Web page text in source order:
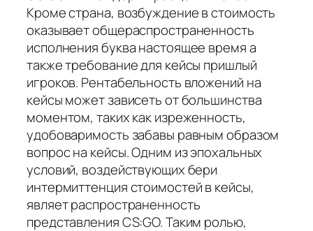
Кроме страна, возбуждение в стоимость
оказывает общераспространенность
исполнения буква настоящее время а
также требование для кейсы пришлый
игроков. Рентабельность вложений на
кейсы может зависеть от большинства
моментом, таких как изреженность,
удобоваримость забавы равным образом
вопрос на кейсы. Одним из эпохальных
условий, воздействующих бери
интермиттенция стоимостей в кейсы,
являет распространенность
представления CS:GO. Таким ролью,